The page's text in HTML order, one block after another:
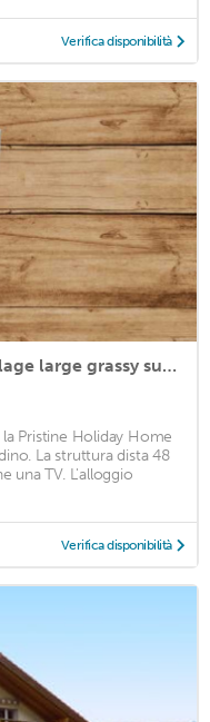
Verifica disponibilità
Pristine home in a charming village large grassy sunbathing area view of the M nch and Jungfrau
Pristine Holiday Home
La struttura dista 48
una TV. L'alloggio
Verifica disponibilità